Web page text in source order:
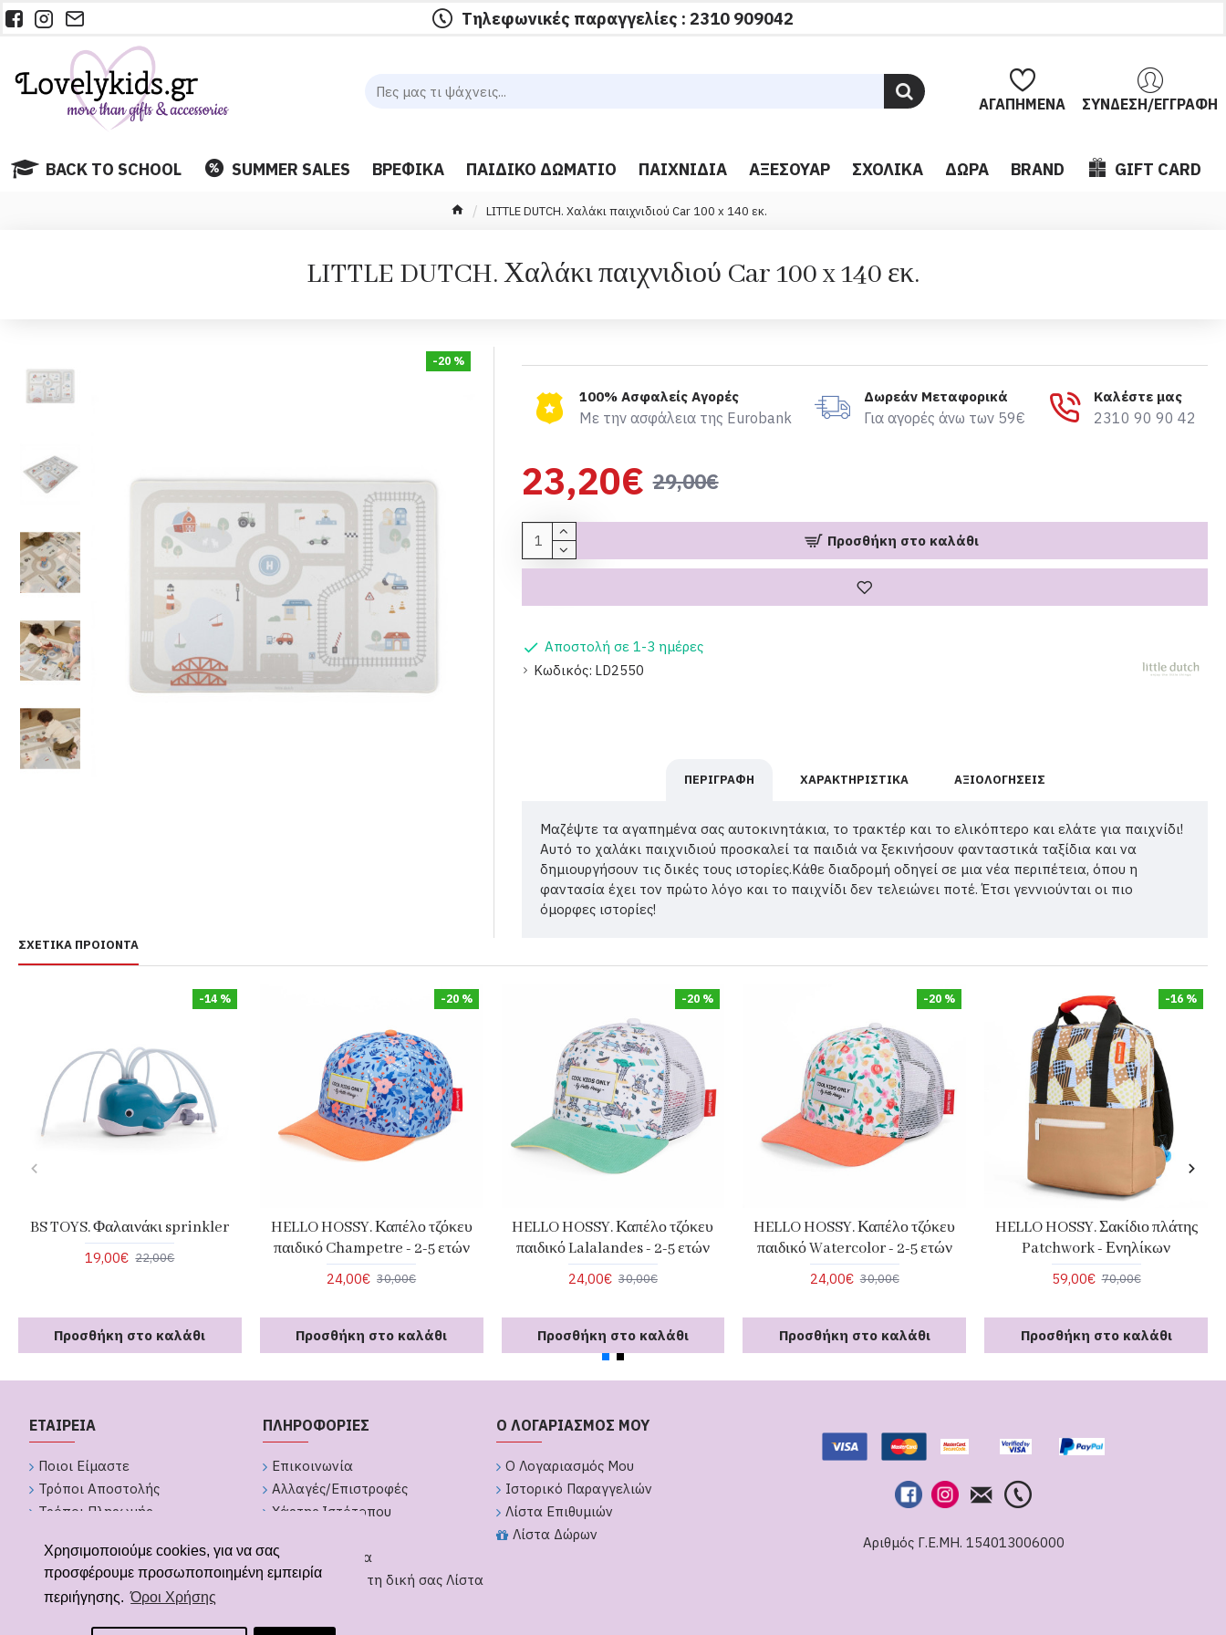
Χρησιμοποιούμε cookies, για να σας
προσφέρουμε προσωποποιημένη εμπειρία
περιήγησης. Όροι Χρήσης
Τηλεφωνικές παραγγελίες : 2310 909042
ΑΓΑΠΗΜΈΝΑ ΣΎΝΔΕΣΗ/ΕΓΓΡΑΦΉ
BACK TO SCHOOL SUMMER SALES ΒΡΕΦΙΚΆ ΠΑΙΔΙΚΌ ΔΩΜΆΤΙΟ ΠΑΙΧΝΊΔΙΑ ΑΞΕΣΟΥΆΡ ΣΧΟΛΙΚΆ ΔΏΡΑ BRAND GIFT CARD
LITTLE DUTCH. Χαλάκι παιχνιδιού Car 100 x 140 εκ.
LITTLE DUTCH. Χαλάκι παιχνιδιού Car 100 x 140 εκ.
-20 %
100% Ασφαλείς Αγορές
Με την ασφάλεια της Eurobank
Δωρεάν Μεταφορικά
Για αγορές άνω των 59€
Καλέστε μας
2310 90 90 42
Αποστολή σε 1-3 ημέρες
Κωδικός: LD2550
23,20€ 29,00€
Προσθήκη στο καλάθι
ΠΕΡΙΓΡΑΦΉ ΧΑΡΑΚΤΗΡΙΣΤΙΚΆ ΑΞΙΟΛΟΓΉΣΕΙΣ
Μαζέψτε τα αγαπημένα σας αυτοκινητάκια, το τρακτέρ και το ελικόπτερο και ελάτε για παιχνίδι!
Αυτό το χαλάκι παιχνιδιού προσκαλεί τα παιδιά να ξεκινήσουν φανταστικά ταξίδια και να
δημιουργήσουν τις δικές τους ιστορίες.Κάθε διαδρομή οδηγεί σε μια νέα περιπέτεια, όπου η
φαντασία έχει τον πρώτο λόγο και το παιχνίδι δεν τελειώνει ποτέ. Έτσι γεννιούνται οι πιο
όμορφες ιστορίες!
ΣΧΕΤΙΚΆ ΠΡΟΙΌΝΤΑ
-14 %
BS TOYS. Φαλαινάκι sprinkler
19,00€ 22,00€
Προσθήκη στο καλάθι
-20 %
HELLO HOSSY. Καπέλο τζόκευ
παιδικό Champetre - 2-5 ετών
24,00€ 30,00€
Προσθήκη στο καλάθι
-20 %
HELLO HOSSY. Καπέλο τζόκευ
παιδικό Lalalandes - 2-5 ετών
24,00€ 30,00€
Προσθήκη στο καλάθι
-20 %
HELLO HOSSY. Καπέλο τζόκευ
παιδικό Watercolor - 2-5 ετών
24,00€ 30,00€
Προσθήκη στο καλάθι
-16 %
HELLO HOSSY. Σακίδιο πλάτης
Patchwork - Ενηλίκων
59,00€ 70,00€
Προσθήκη στο καλάθι
ΕΤΑΙΡΕΙΑ
Ποιοι Είμαστε
Τρόποι Αποστολής
Τρόποι Πληρωμής
Όροι Χρήσης
Υπαναχώρηση από παραγγελία
ΠΛΗΡΟΦΟΡΙΕΣ
Επικοινωνία
Αλλαγές/Επιστροφές
Χάρτης Ιστότοπου
GDPR Εργαλεία
Δημιουργήστε τη δική σας Λίστα
Ο ΛΟΓΑΡΙΑΣΜΟΣ ΜΟΥ
Ο Λογαριασμός Μου
Ιστορικό Παραγγελιών
Λίστα Επιθυμιών
Λίστα Δώρων
Αριθμός Γ.Ε.ΜΗ. 154013006000